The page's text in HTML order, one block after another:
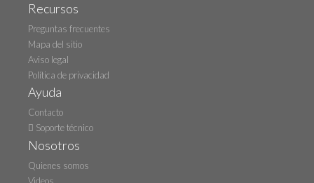
Recursos
Preguntas frecuentes
Mapa del sitio
Aviso legal
Política de privacidad
Ayuda
Contacto
Soporte técnico
Nosotros
Quienes somos